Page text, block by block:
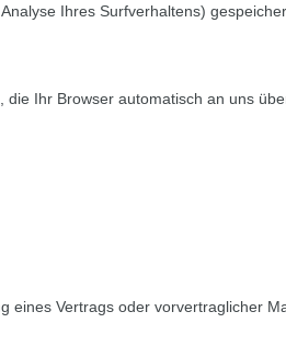
Ihres Surfverhaltens)
Ihr Browser automatisch an uns
eines Vertrags oder vorvertraglicher